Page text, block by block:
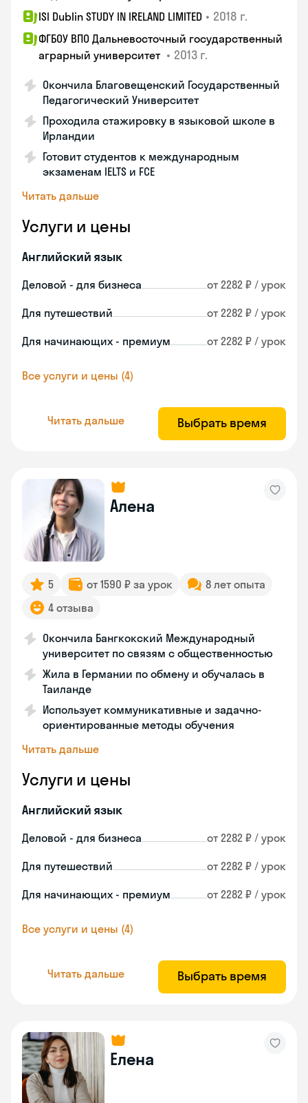
ISI Dublin STUDY IN IRELAND LIMITED • 2018 г.
ФГБОУ ВПО Дальневосточный государственный
аграрный университет • 2013 г.
Окончила Благовещенский Государственный
Педагогический Университет
Проходила стажировку в языковой школе в
Ирландии
Готовит студентов к международным
экзаменам IELTS и FCE
Читать дальше
Услуги и цены
Английский язык
Деловой - для бизнеса от 2282 ₽ / урок
Для путешествий от 2282 ₽ / урок
Для начинающих - премиум от 2282 ₽ / урок
Все услуги и цены (4)
Читать дальше Выбрать время
Алена
5 от 1590 ₽ за урок
8 лет опыта
4 отзыва
Окончила Бангкокский Международный
университет по связям с общественностью
Жила в Германии по обмену и обучалась в
Таиланде
Использует коммуникативные и задачно-
ориентированные методы обучения
Читать дальше
Услуги и цены
Английский язык
Деловой - для бизнеса от 2282 ₽ / урок
Для путешествий от 2282 ₽ / урок
Для начинающих - премиум от 2282 ₽ / урок
Все услуги и цены (4)
Читать дальше Выбрать время
Елена